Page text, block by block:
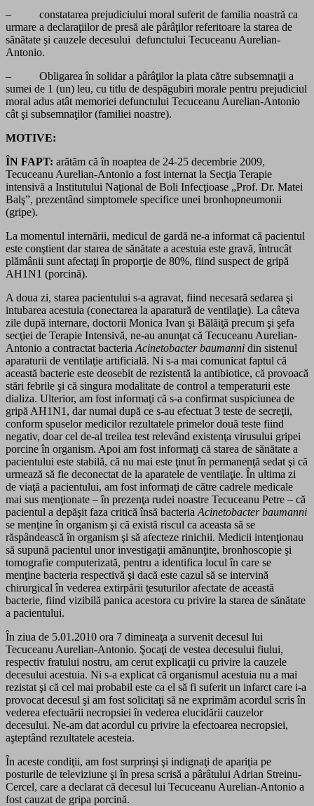
– constatarea prejudiciului moral suferit de familia noastră ca
urmare a declaraţiilor de presă ale pârâţilor referitoare la starea de
sănătate şi cauzele decesului defunctului Tecuceanu Aurelian-
Antonio.
– Obligarea în solidar a pârâţilor la plata către subsemnaţii a
sumei de 1 (un) leu, cu titlu de despăgubiri morale pentru prejudiciul
moral adus atât memoriei defunctului Tecuceanu Aurelian-Antonio
cât şi subsemnaţilor (familiei noastre).
MOTIVE:
ÎN FAPT: arătăm că în noaptea de 24-25 decembrie 2009,
Tecuceanu Aurelian-Antonio a fost internat la Secţia Terapie
intensivă a Institutului Naţional de Boli Infecţioase „Prof. Dr. Matei
Balş”, prezentând simptomele specifice unei bronhopneumonii
(gripe).
La momentul internării, medicul de gardă ne-a informat că pacientul
este conştient dar starea de sănătate a acestuia este gravă, întrucât
plămânii sunt afectaţi în proporţie de 80%, fiind suspect de gripă
AH1N1 (porcină).
A doua zi, starea pacientului s-a agravat, fiind necesară sedarea şi
intubarea acestuia (conectarea la aparatură de ventilaţie). La câteva
zile după internare, doctorii Monica Ivan şi Bălăiţă precum şi şefa
secţiei de Terapie Intensivă, ne-au anunţat că Tecuceanu Aurelian-
Antonio a contractat bacteria Acinetobacter baumanni din sistenul
aparaturii de ventilaţie artificială. Ni s-a mai comunicat faptul că
această bacterie este deosebit de rezistentă la antibiotice, că provoacă
stări febrile şi că singura modalitate de control a temperaturii este
dializa. Ulterior, am fost informaţi că s-a confirmat suspiciunea de
gripă AH1N1, dar numai după ce s-au efectuat 3 teste de secreţii,
conform spuselor medicilor rezultatele primelor două teste fiind
negativ, doar cel de-al treilea test relevând existenţa virusului gripei
porcine în organism. Apoi am fost informaţi că starea de sănătate a
pacientului este stabilă, că nu mai este ţinut în permanenţă sedat şi că
urmează să fie deconectat de la aparatele de ventilaţie. În ultima zi
de viaţă a pacientului, am fost informaţi de către cadrele medicale
mai sus menţionate – în prezenţa rudei noastre Tecuceanu Petre – că
pacientul a depăşit faza critică însă bacteria Acinetobacter baumanni
se menţine în organism şi că există riscul ca aceasta să se
răspândească în organism şi să afecteze rinichii. Medicii intenţionau
să supună pacientul unor investigaţii amănunţite, bronhoscopie şi
tomografie computerizată, pentru a identifica locul în care se
menţine bacteria respectivă şi dacă este cazul să se intervină
chirurgical în vederea extirpării ţesuturilor afectate de această
bacterie, fiind vizibilă panica acestora cu privire la starea de sănătate
a pacientului.
În ziua de 5.01.2010 ora 7 dimineaţa a survenit decesul lui
Tecuceanu Aurelian-Antonio. Şocaţi de vestea decesului fiului,
respectiv fratului nostru, am cerut explicaţii cu privire la cauzele
decesului acestuia. Ni s-a explicat că organismul acestuia nu a mai
rezistat şi că cel mai probabil este ca el să fi suferit un infarct care i-a
provocat decesul şi am fost solicitaţi să ne exprimăm acordul scris în
vederea efectuării necropsiei în vederea elucidării cauzelor
decesului. Ne-am dat acordul cu privire la efectoarea necropsiei,
aşteptând rezultatele acesteia.
În aceste condiţii, am fost surprinşi şi indignaţi de apariţia pe
posturile de televiziune şi în presa scrisă a pârâtului Adrian Streinu-
Cercel, care a declarat că decesul lui Tecuceanu Aurelian-Antonio a
fost cauzat de gripa porcină.